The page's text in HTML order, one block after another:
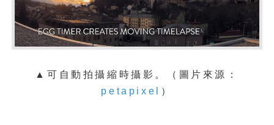
▲可自動拍攝縮時攝影。（圖片來源：
petapixel
）